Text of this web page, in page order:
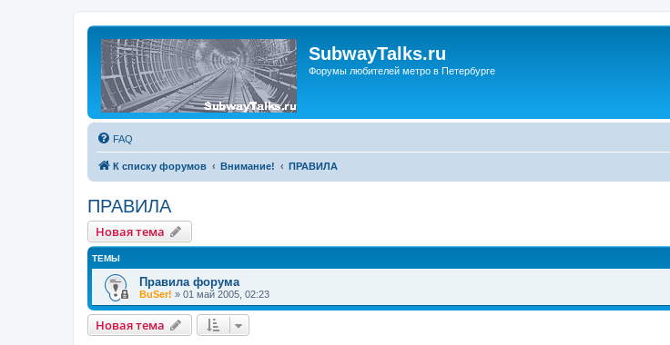
SubwayTalks.ru
Форумы любителей метро в Петербурге
FAQ
К списку форумов Внимание! ПРАВИЛА
ПРАВИЛА
Новая тема
ТЕМЫ
Правила форума
BuSer! » 01 май 2005, 02:23
Новая тема